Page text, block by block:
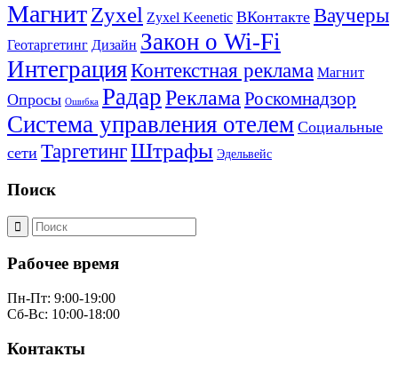
МагнитZyxel Zyxel Keenetic ВКонтакте Ваучеры
Геотаргетинг Дизайн Закон о Wi-Fi
ИнтеграцияКонтекстная реклама Магнит
Опросы Ошибка РадарРеклама Роскомнадзор
Система управления отелем Социальные
сети ТаргетингШтрафы Эдельвейс
Поиск
Рабочее время
Пн-Пт: 9:00-19:00
Сб-Вс: 10:00-18:00
Контакты